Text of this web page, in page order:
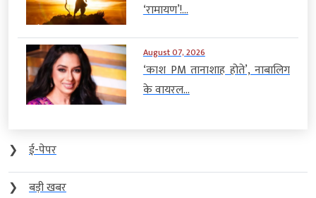
‘रामायण’!...
August 07, 2026
‘काश PM तानाशाह होते’, नाबालिग
के वायरल...
❯
ई-पेपर
❯
बड़ी खबर